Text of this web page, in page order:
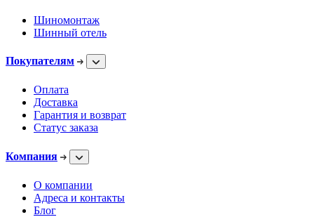
Шиномонтаж
Шинный отель
Покупателям
Оплата
Доставка
Гарантия и возврат
Статус заказа
Компания
О компании
Адреса и контакты
Блог